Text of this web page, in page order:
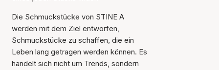
Die Schmuckstücke von STINE A
werden mit dem Ziel entworfen,
Schmuckstücke zu schaffen, die ein
Leben lang getragen werden können. Es
handelt sich nicht um Trends, sondern